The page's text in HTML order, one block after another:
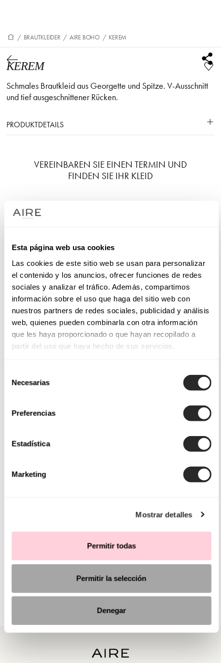
Esta página web usa cookies
Las cookies de este sitio web se usan para personalizar
el contenido y los anuncios, ofrecer funciones de redes
sociales y analizar el tráfico. Además, compartimos
información sobre el uso que haga del sitio web con
nuestros partners de redes sociales, publicidad y análisis
web, quienes pueden combinarla con otra información
que les haya proporcionado o que hayan recopilado a
partir del uso que haya hecho de sus servicios.
Necesarias
Preferencias
Estadística
Marketing
Mostrar detalles
Permitir todas
Permitir la selección
Denegar
/ BRAUTKLEIDER / AIRE BOHO / KEREM
KEREM
Schmales Brautkleid aus Georgette und Spitze. V-Ausschnitt
und tief ausgeschnittener Rücken.
PRODUKTDETAILS
VEREINBAREN SIE EINEN TERMIN UND
FINDEN SIE IHR KLEID